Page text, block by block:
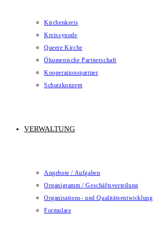
Kirchenkreis
Kreissynode
Queere Kirche
Ökumenische Partnerschaft
Kooperationspartner
Schutzkonzept
VERWALTUNG
Angebote / Aufgaben
Organigramm / Geschäftsverteilung
Organisations- und Qualitätsentwicklung
Formulare